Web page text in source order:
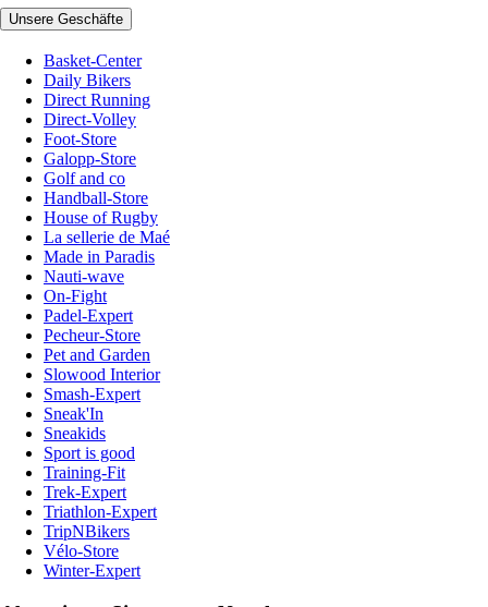
Unsere Geschäfte
Basket-Center
Daily Bikers
Direct Running
Direct-Volley
Foot-Store
Galopp-Store
Golf and co
Handball-Store
House of Rugby
La sellerie de Maé
Made in Paradis
Nauti-wave
On-Fight
Padel-Expert
Pecheur-Store
Pet and Garden
Slowood Interior
Smash-Expert
Sneak'In
Sneakids
Sport is good
Training-Fit
Trek-Expert
Triathlon-Expert
TripNBikers
Vélo-Store
Winter-Expert